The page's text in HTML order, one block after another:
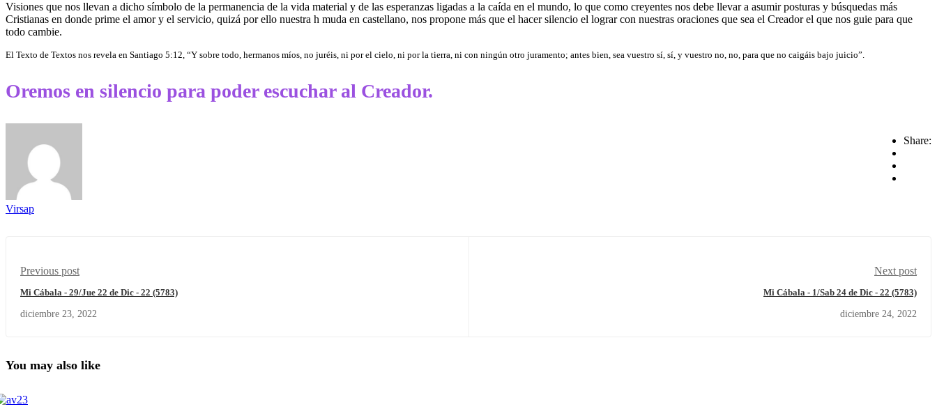
Visiones que nos llevan a dicho símbolo de la permanencia de la vida material y de las esperanzas ligadas a la caída en el mundo, lo que como creyentes nos debe llevar a asumir posturas y búsquedas más
Cristianas en donde prime el amor y el servicio, quizá por ello nuestra h muda en castellano, nos propone más que el hacer silencio el lograr con nuestras oraciones que sea el Creador el que nos guie para que
todo cambie.
El Texto de Textos nos revela en Santiago 5:12, “Y sobre todo, hermanos míos, no juréis, ni por el cielo, ni por la tierra, ni con ningún otro juramento; antes bien, sea vuestro sí, sí, y vuestro no, no, para que no caigáis bajo juicio”.
Oremos en silencio para poder escuchar al Creador.
Share:
Virsap
Previous post
Mi Cábala - 29/Jue 22 de Dic - 22 (5783)
diciembre 23, 2022
Next post
Mi Cábala - 1/Sab 24 de Dic - 22 (5783)
diciembre 24, 2022
You may also like